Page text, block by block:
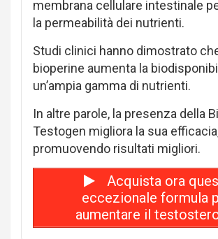
membrana cellulare intestinale
la permeabilità dei nutrienti.
Studi clinici hanno dimostrato
bioperine aumenta la
un’ampia gamma di nutrienti.
In altre parole, la presenza della
Testogen migliora la sua
promuovendo risultati migliori.
Acquista ora
eccezionale formula
aumentare il